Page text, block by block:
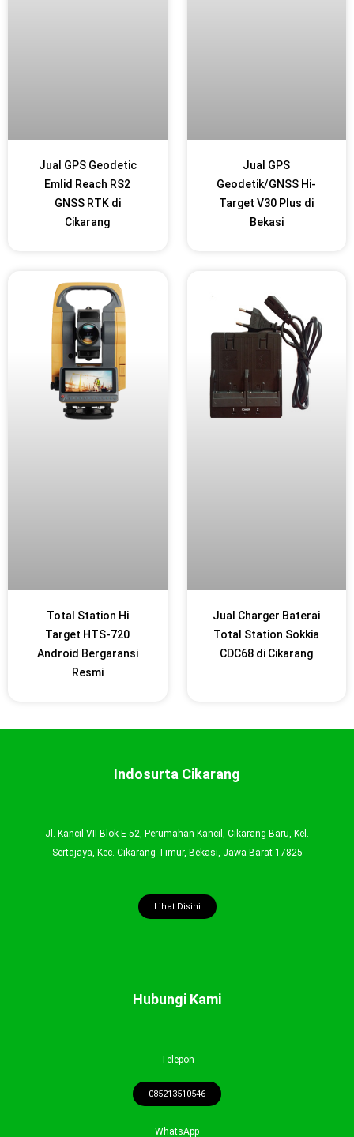
Jual GPS Geodetic
Emlid Reach RS2
GNSS RTK di
Cikarang
Jual GPS
Geodetik/GNSS Hi-
Target V30 Plus di
Bekasi
Total Station Hi
Target HTS-720
Android Bergaransi
Resmi
Jual Charger Baterai
Total Station Sokkia
CDC68 di Cikarang
Indosurta Cikarang
Jl. Kancil VII Blok E-52, Perumahan Kancil, Cikarang Baru, Kel.
Sertajaya, Kec. Cikarang Timur, Bekasi, Jawa Barat 17825
Lihat Disini
Hubungi Kami
Telepon
085213510546
WhatsApp